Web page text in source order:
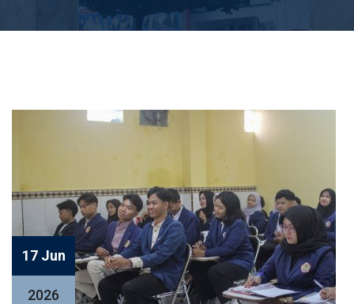
17 Jun
2026